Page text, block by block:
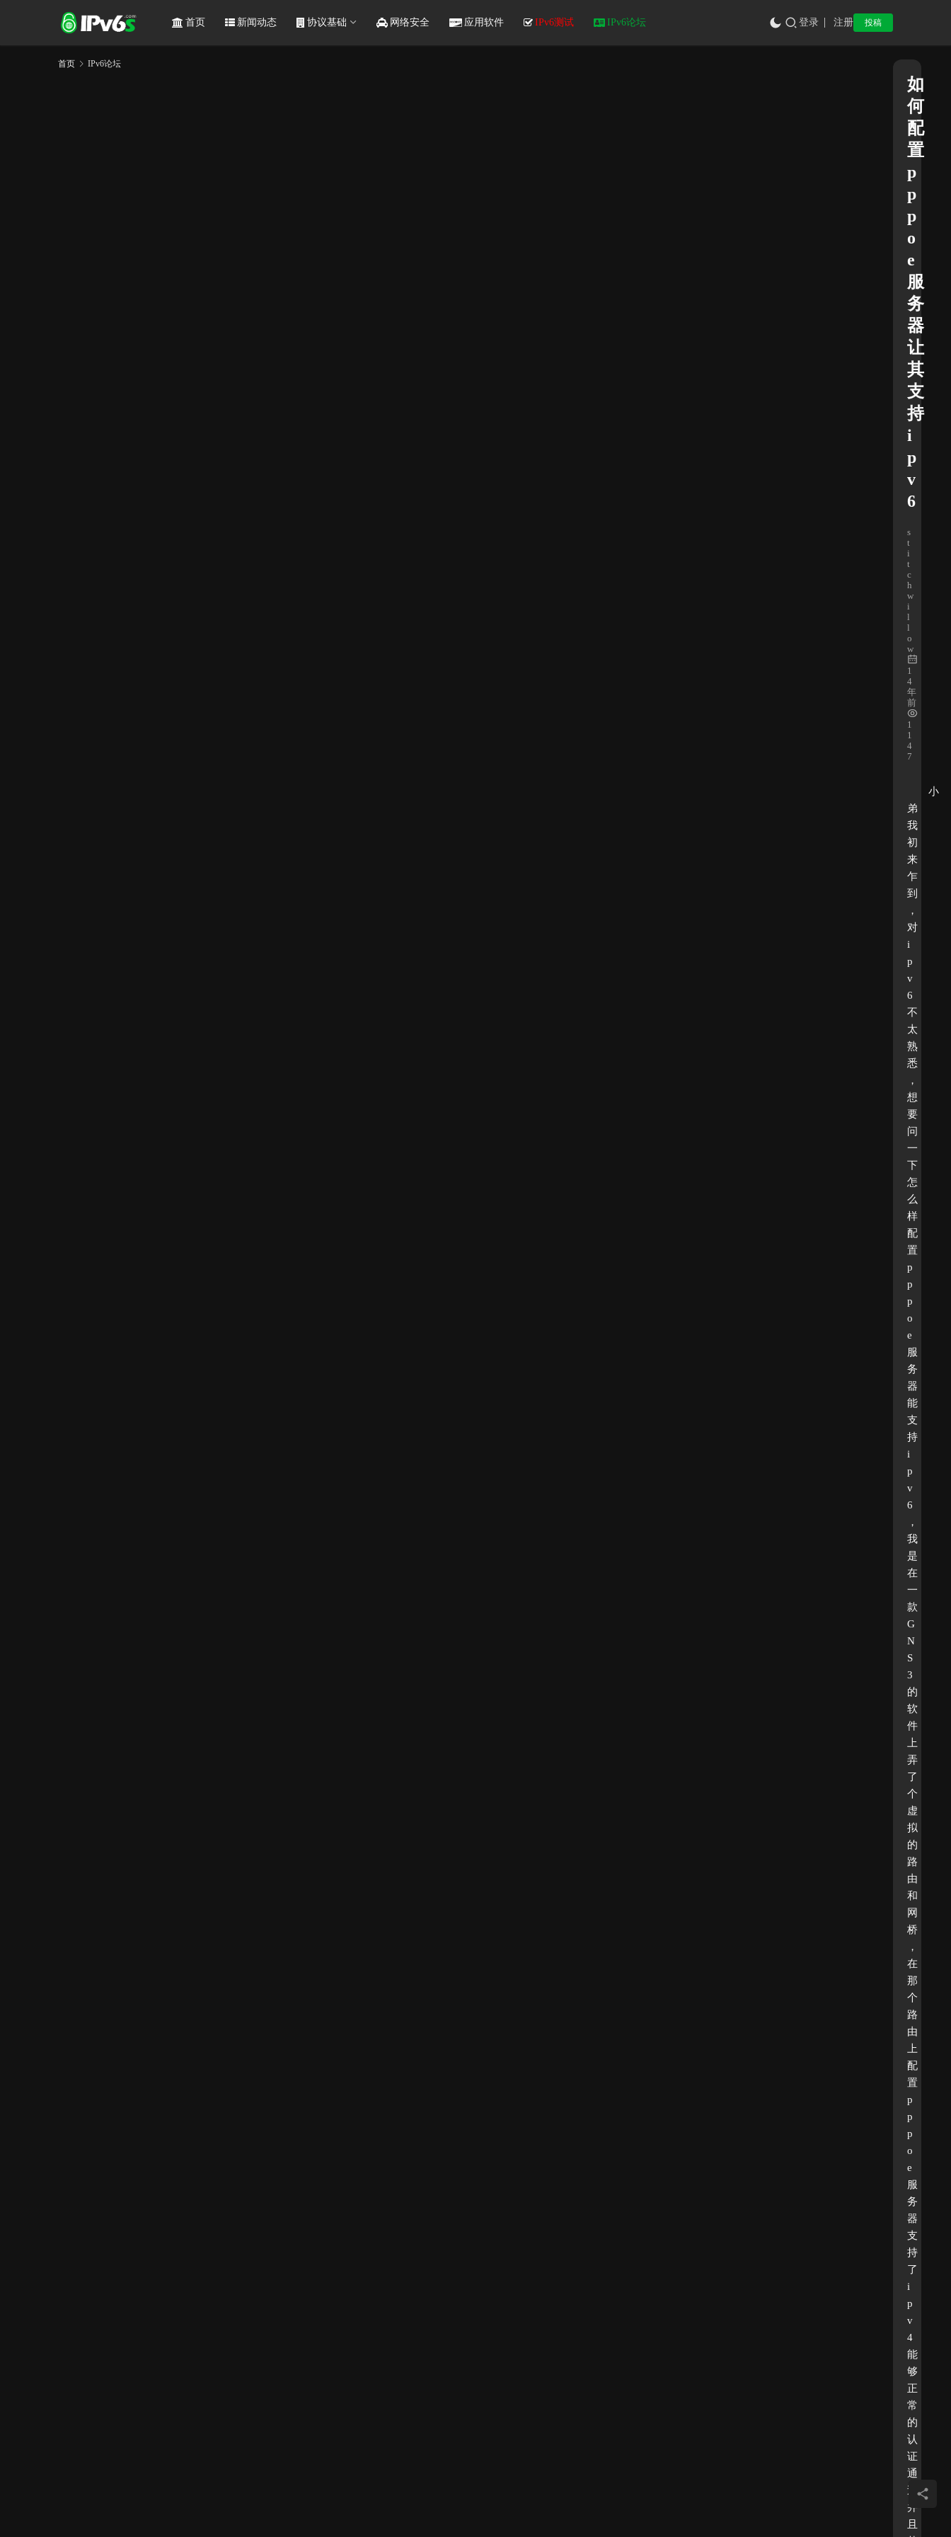
首页 新闻动态 协议基础 网络安全 应用软件 IPv6测试 IPv6论坛 登录 注册 投稿
首页 IPv6论坛
如
何
配
置
p
p
p
o
e
服
务
器
让
其
支
持
i
p
v
6
s
t
i
t
c
h
w
i
l
l
o
w
1
4
年
前
1
1
4
7
小
弟
我
初
来
乍
到
，
对
i
p
v
6
不
太
熟
悉
，
想
要
问
一
下
怎
么
样
配
置
p
p
p
o
e
服
务
器
能
支
持
i
p
v
6
，
我
是
在
一
款
G
N
S
3
的
软
件
上
弄
了
个
虚
拟
的
路
由
和
网
桥
，
在
那
个
路
由
上
配
置
p
p
p
o
e
服
务
器
支
持
了
i
p
v
4
能
够
正
常
的
认
证
通
过
并
且